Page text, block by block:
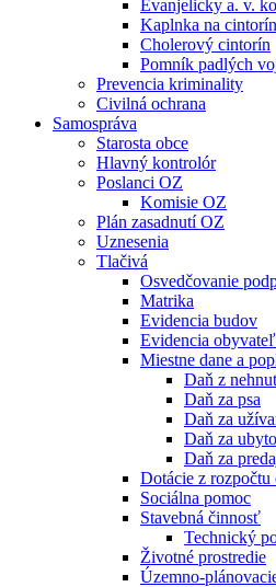
Evanjelicky a. v.
Kaplnka na
Cholerový cintorín
Pomník padlých
Prevencia kriminality
Civilná ochrana
Samospráva
Starosta obce
Hlavný kontrolór
Poslanci OZ
Komisie OZ
Plán zasadnutí OZ
Uznesenia
Tlačivá
Osvedčovanie
Matrika
Evidencia budov
Evidencia
Miestne dane a
Daň z
Daň za psa
Daň za
Daň za
Daň za
Dotácie z rozpočtu
Sociálna pomoc
Stavebná činnosť
Technický
Životné prostredie
Územno-